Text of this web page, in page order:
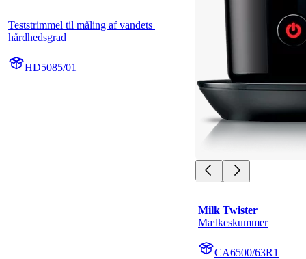
Teststrimmel til måling af vandets
hårdhedsgrad
HD5085/01
Milk Twister
Mælkeskummer
CA6500/63R1